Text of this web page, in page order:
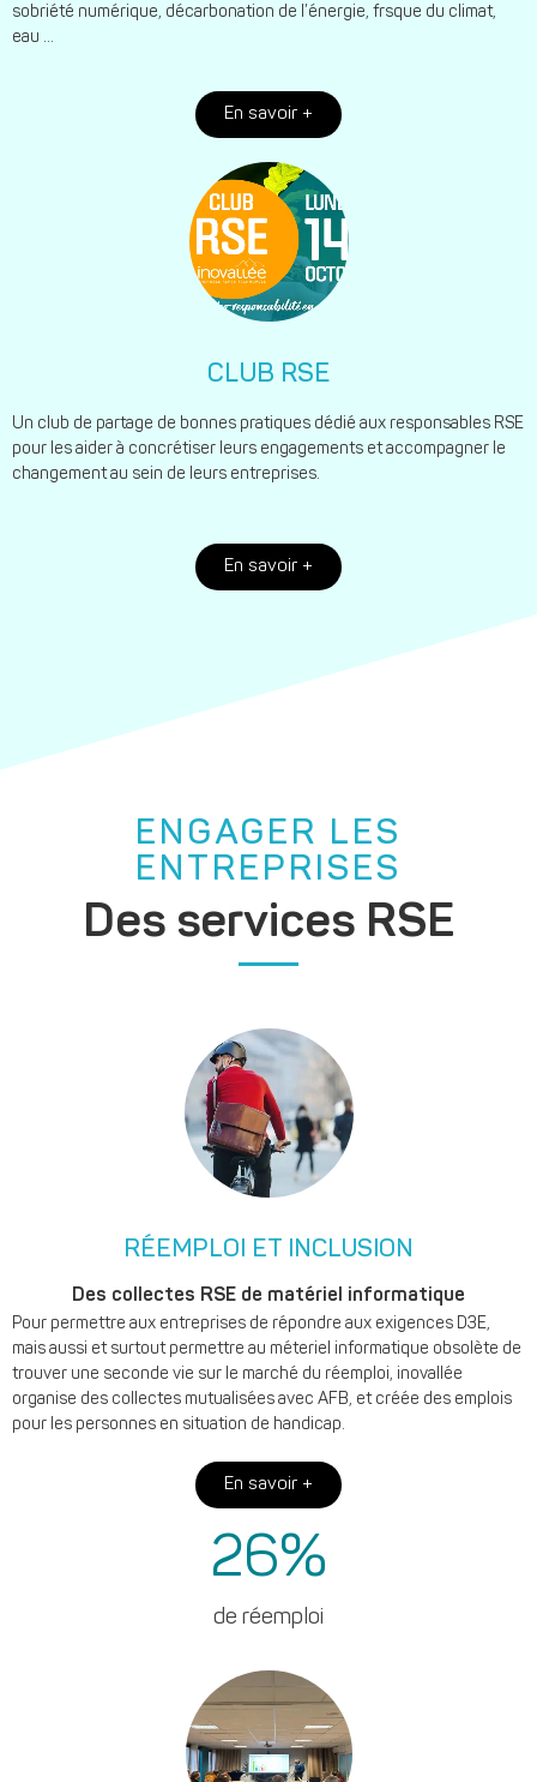
sobriété numérique, décarbonation de l’énergie, frsque du climat,
eau …
En savoir +
CLUB RSE
Un club de partage de bonnes pratiques dédié aux responsables RSE
pour les aider à concrétiser leurs engagements et accompagner le
changement au sein de leurs entreprises.
En savoir +
ENGAGER LES
ENTREPRISES
Des services RSE
RÉEMPLOI ET INCLUSION
Des collectes RSE de matériel informatique
Pour permettre aux entreprises de répondre aux exigences D3E,
mais aussi et surtout permettre au méteriel informatique obsolète de
trouver une seconde vie sur le marché du réemploi, inovallée
organise des collectes mutualisées avec AFB, et créée des emplois
pour les personnes en situation de handicap.
En savoir +
de réemploi
26%